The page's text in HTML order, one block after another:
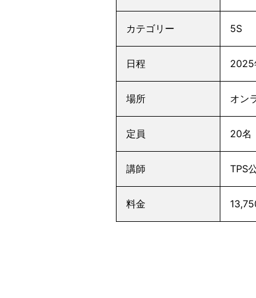
カテゴリー 5S
日程 2025
場所 オン
定員 20名
講師 TPS
料金